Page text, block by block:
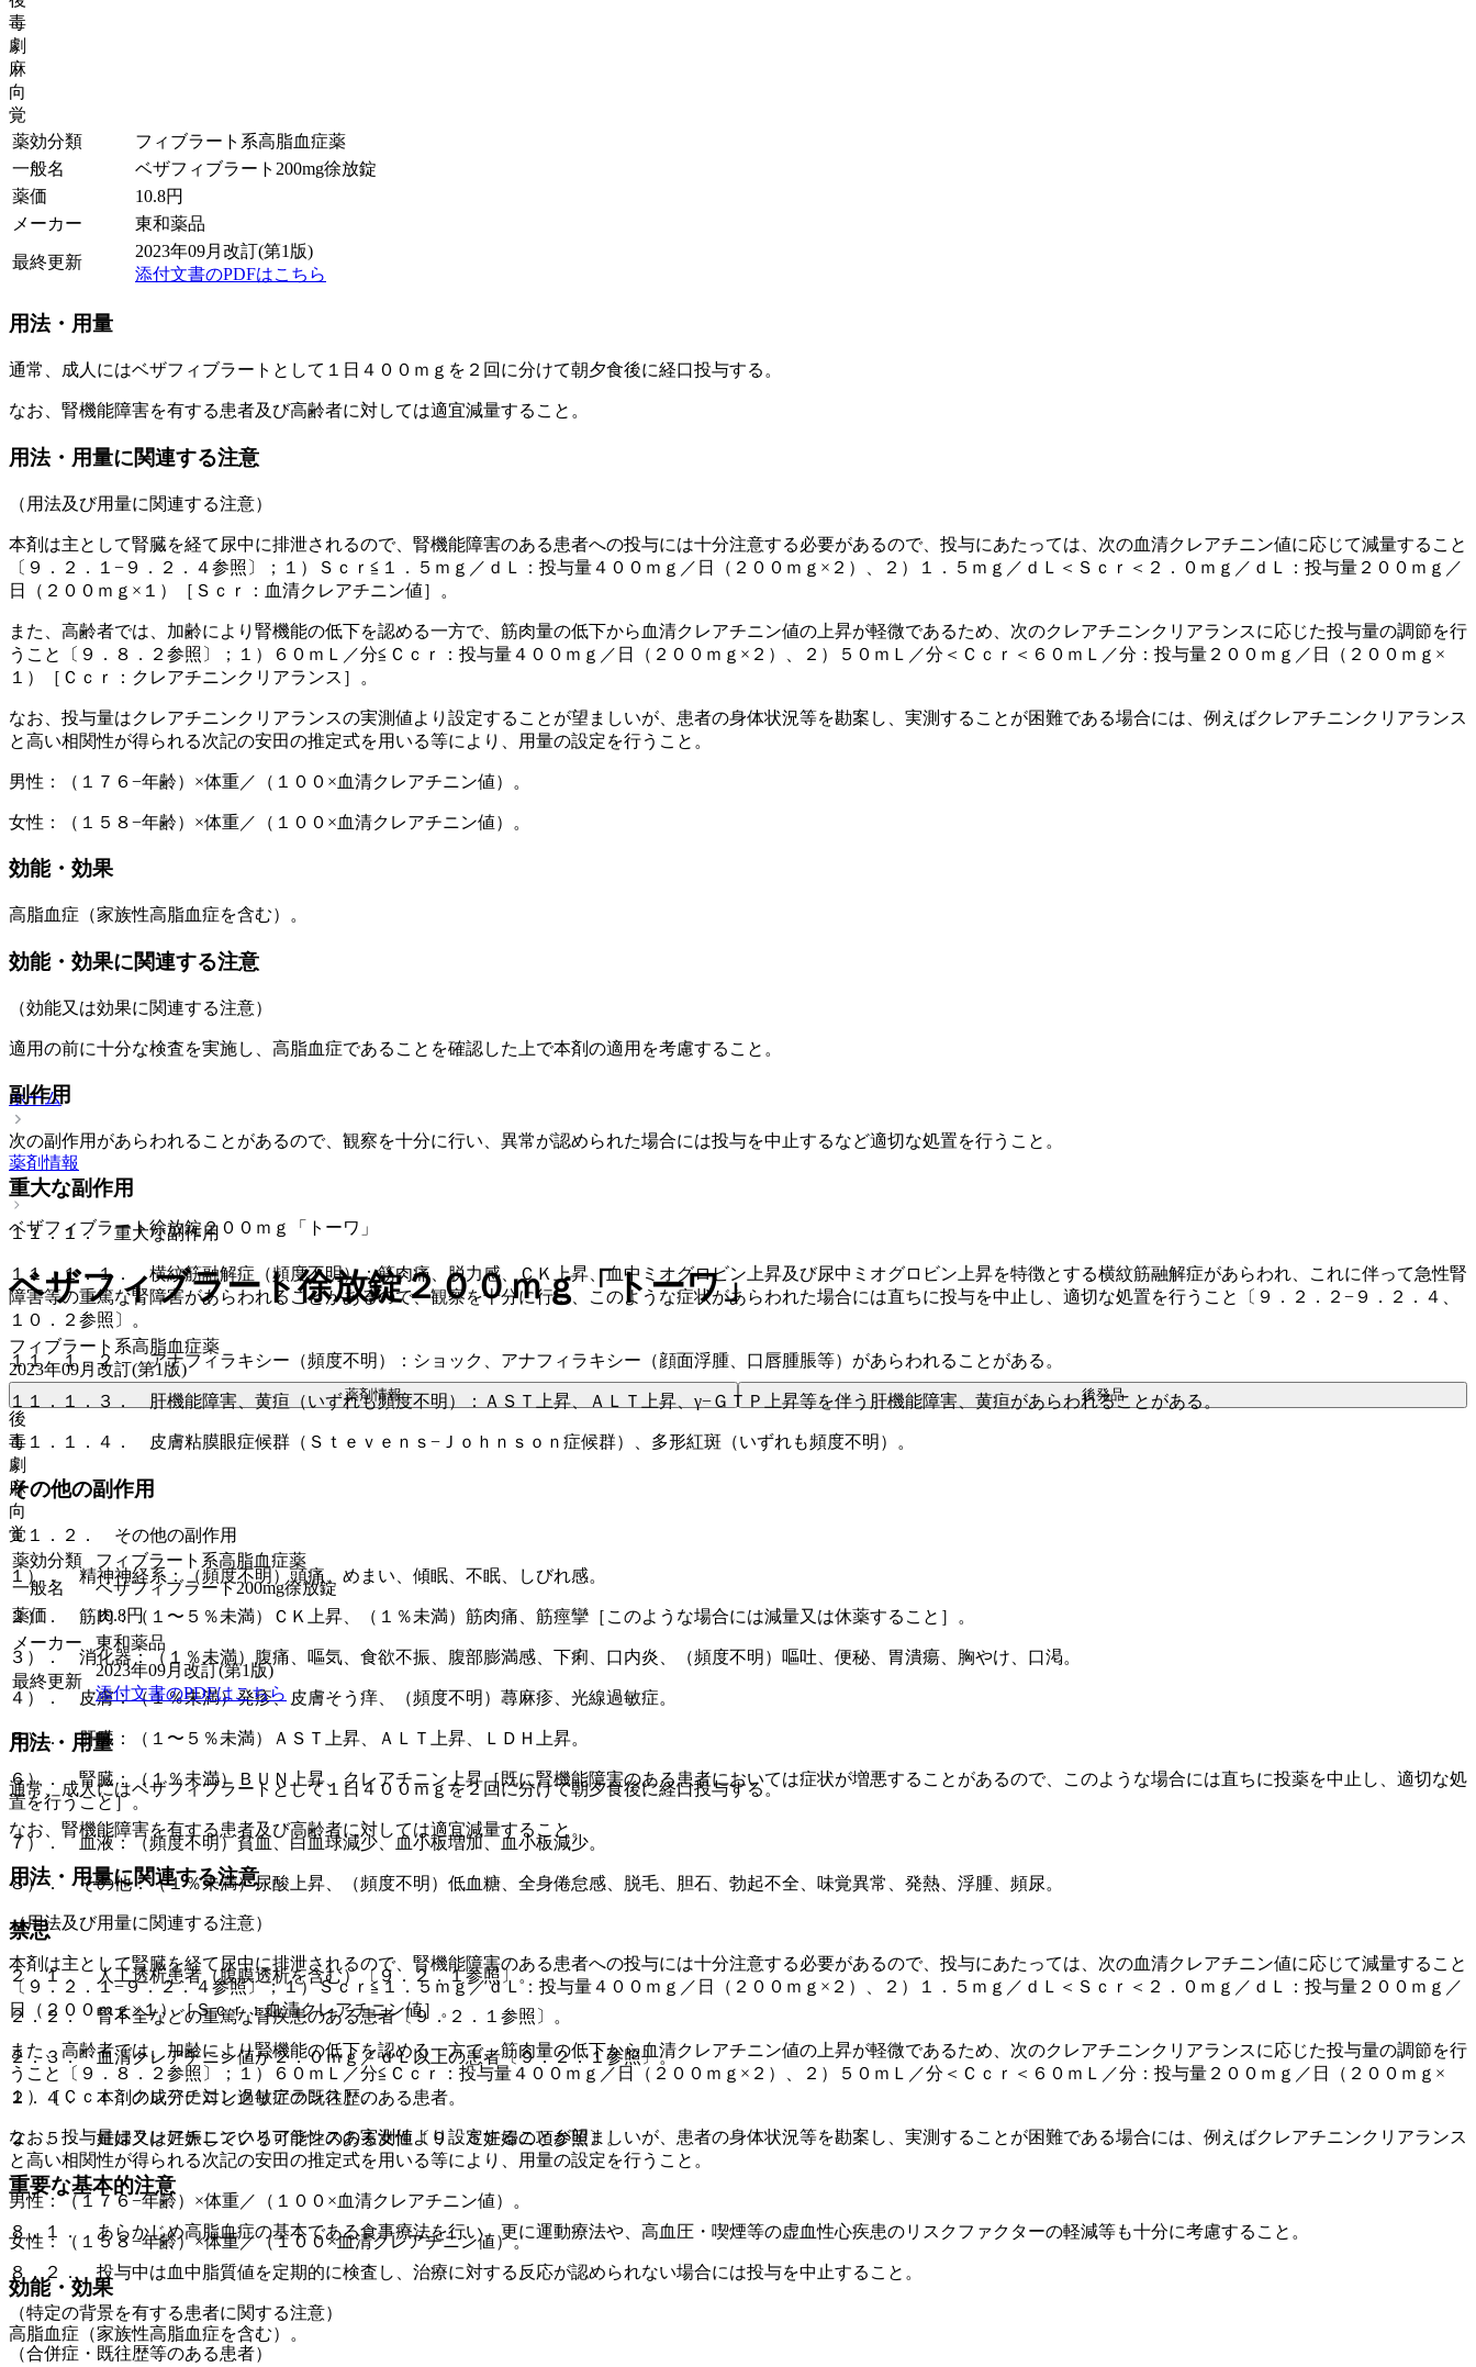
毒
劇
麻
向
覚
薬効分類
フィブラート系高脂血症薬
一般名
ベザフィブラート200mg徐放錠
薬価
10.8円
メーカー
東和薬品
最終更新
2023年09月改訂(第1版)
添付文書のPDFはこちら
用法・用量
通常、成人にはベザフィブラートとして１日４００ｍｇを２回に分けて朝夕食後に経口投与する。
なお、腎機能障害を有する患者及び高齢者に対しては適宜減量すること。
用法・用量に関連する注意
（用法及び用量に関連する注意）
本剤は主として腎臓を経て尿中に排泄されるので、腎機能障害のある患者への投与には十分注意する必要があるので、投与にあたっては、次の血清クレアチニン値に応じて減量すること
〔９．２．１−９．２．４参照〕；１）Ｓｃｒ≦１．５ｍｇ／ｄＬ：投与量４００ｍｇ／日（２００ｍｇ×２）、２）１．５ｍｇ／ｄＬ＜Ｓｃｒ＜２．０ｍｇ／ｄＬ：投与量２００ｍｇ／
日（２００ｍｇ×１）［Ｓｃｒ：血清クレアチニン値］。
また、高齢者では、加齢により腎機能の低下を認める一方で、筋肉量の低下から血清クレアチニン値の上昇が軽微であるため、次のクレアチニンクリアランスに応じた投与量の調節を行
うこと〔９．８．２参照〕；１）６０ｍＬ／分≦Ｃｃｒ：投与量４００ｍｇ／日（２００ｍｇ×２）、２）５０ｍＬ／分＜Ｃｃｒ＜６０ｍＬ／分：投与量２００ｍｇ／日（２００ｍｇ×
１）［Ｃｃｒ：クレアチニンクリアランス］。
なお、投与量はクレアチニンクリアランスの実測値より設定することが望ましいが、患者の身体状況等を勘案し、実測することが困難である場合には、例えばクレアチニンクリアランス
と高い相関性が得られる次記の安田の推定式を用いる等により、用量の設定を行うこと。
男性：（１７６−年齢）×体重／（１００×血清クレアチニン値）。
女性：（１５８−年齢）×体重／（１００×血清クレアチニン値）。
効能・効果
高脂血症（家族性高脂血症を含む）。
効能・効果に関連する注意
（効能又は効果に関連する注意）
適用の前に十分な検査を実施し、高脂血症であることを確認した上で本剤の適用を考慮すること。
副作用
次の副作用があらわれることがあるので、観察を十分に行い、異常が認められた場合には投与を中止するなど適切な処置を行うこと。
重大な副作用
１１．１． 重大な副作用
１１．１．１． 横紋筋融解症（頻度不明）：筋肉痛、脱力感、ＣＫ上昇、血中ミオグロビン上昇及び尿中ミオグロビン上昇を特徴とする横紋筋融解症があらわれ、これに伴って急性腎
障害等の重篤な腎障害があらわれることがあるので、観察を十分に行い、このような症状があらわれた場合には直ちに投与を中止し、適切な処置を行うこと〔９．２．２−９．２．４、
１０．２参照〕。
１１．１．２． アナフィラキシー（頻度不明）：ショック、アナフィラキシー（顔面浮腫、口唇腫脹等）があらわれることがある。
１１．１．３． 肝機能障害、黄疸（いずれも頻度不明）：ＡＳＴ上昇、ＡＬＴ上昇、γ−ＧＴＰ上昇等を伴う肝機能障害、黄疸があらわれることがある。
１１．１．４． 皮膚粘膜眼症候群（Ｓｔｅｖｅｎｓ−Ｊｏｈｎｓｏｎ症候群）、多形紅斑（いずれも頻度不明）。
その他の副作用
１１．２． その他の副作用
１）． 精神神経系：（頻度不明）頭痛、めまい、傾眠、不眠、しびれ感。
２）． 筋肉：（１〜５％未満）ＣＫ上昇、（１％未満）筋肉痛、筋痙攣［このような場合には減量又は休薬すること］。
３）． 消化器：（１％未満）腹痛、嘔気、食欲不振、腹部膨満感、下痢、口内炎、（頻度不明）嘔吐、便秘、胃潰瘍、胸やけ、口渇。
４）． 皮膚：（１％未満）発疹、皮膚そう痒、（頻度不明）蕁麻疹、光線過敏症。
５）． 肝臓：（１〜５％未満）ＡＳＴ上昇、ＡＬＴ上昇、ＬＤＨ上昇。
６）． 腎臓：（１％未満）ＢＵＮ上昇、クレアチニン上昇［既に腎機能障害のある患者においては症状が増悪することがあるので、このような場合には直ちに投薬を中止し、適切な処
置を行うこと］。
７）． 血液：（頻度不明）貧血、白血球減少、血小板増加、血小板減少。
８）． その他：（１％未満）尿酸上昇、（頻度不明）低血糖、全身倦怠感、脱毛、胆石、勃起不全、味覚異常、発熱、浮腫、頻尿。
禁忌
２．１． 人工透析患者（腹膜透析を含む）〔９．２．１参照〕。
２．２． 腎不全などの重篤な腎疾患のある患者〔９．２．１参照〕。
２．３． 血清クレアチニン値が２．０ｍｇ／ｄＬ以上の患者〔９．２．１参照〕。
２．４． 本剤の成分に対し過敏症の既往歴のある患者。
２．５． 妊婦又は妊娠している可能性のある女性〔９．５妊婦の項参照〕。
重要な基本的注意
８．１． あらかじめ高脂血症の基本である食事療法を行い、更に運動療法や、高血圧・喫煙等の虚血性心疾患のリスクファクターの軽減等も十分に考慮すること。
８．２． 投与中は血中脂質値を定期的に検査し、治療に対する反応が認められない場合には投与を中止すること。
（特定の背景を有する患者に関する注意）
（合併症・既往歴等のある患者）
ホーム
薬剤情報
ベザフィブラート徐放錠２００ｍｇ「トーワ」
ベザフィブラート徐放錠２００ｍｇ「トーワ」
フィブラート系高脂血症薬
2023年09月改訂(第1版)
薬剤情報 後発品
後
毒
劇
麻
向
覚
薬効分類
フィブラート系高脂血症薬
一般名
ベザフィブラート200mg徐放錠
薬価
10.8円
メーカー
東和薬品
最終更新
2023年09月改訂(第1版)
添付文書のPDFはこちら
用法・用量
通常、成人にはベザフィブラートとして１日４００ｍｇを２回に分けて朝夕食後に経口投与する。
なお、腎機能障害を有する患者及び高齢者に対しては適宜減量すること。
用法・用量に関連する注意
（用法及び用量に関連する注意）
本剤は主として腎臓を経て尿中に排泄されるので、腎機能障害のある患者への投与には十分注意する必要があるので、投与にあたっては、次の血清クレアチニン値に応じて減量すること
〔９．２．１−９．２．４参照〕；１）Ｓｃｒ≦１．５ｍｇ／ｄＬ：投与量４００ｍｇ／日（２００ｍｇ×２）、２）１．５ｍｇ／ｄＬ＜Ｓｃｒ＜２．０ｍｇ／ｄＬ：投与量２００ｍｇ／
日（２００ｍｇ×１）［Ｓｃｒ：血清クレアチニン値］。
また、高齢者では、加齢により腎機能の低下を認める一方で、筋肉量の低下から血清クレアチニン値の上昇が軽微であるため、次のクレアチニンクリアランスに応じた投与量の調節を行
うこと〔９．８．２参照〕；１）６０ｍＬ／分≦Ｃｃｒ：投与量４００ｍｇ／日（２００ｍｇ×２）、２）５０ｍＬ／分＜Ｃｃｒ＜６０ｍＬ／分：投与量２００ｍｇ／日（２００ｍｇ×
１）［Ｃｃｒ：クレアチニンクリアランス］。
なお、投与量はクレアチニンクリアランスの実測値より設定することが望ましいが、患者の身体状況等を勘案し、実測することが困難である場合には、例えばクレアチニンクリアランス
と高い相関性が得られる次記の安田の推定式を用いる等により、用量の設定を行うこと。
男性：（１７６−年齢）×体重／（１００×血清クレアチニン値）。
女性：（１５８−年齢）×体重／（１００×血清クレアチニン値）。
効能・効果
高脂血症（家族性高脂血症を含む）。